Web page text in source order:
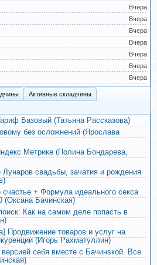
Вчера
Вчера
Вчера
Вчера
Вчера
Вчера
Вчера
Активные складчины
Базовый (Татьяна Рассказова)
без осложнений (Ярослава
Метрике (Полина Бондарева,
Лунаров свадьбы, зачатия и рождения
счастье + Формула идеального секса
(Оксана Бачинская)
Как на самом деле попасть в
Продвижение товаров и услуг на
(Игорь Рахматуллин)
себя вместе с Бачинsкой. Все